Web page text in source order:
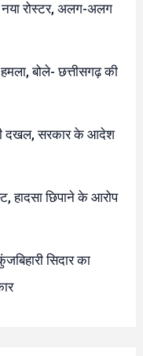
नया रोस्टर, अलग-अलग
बोले- छत्तीसगढ़ की
दखल, सरकार के आदेश
हादसा छिपाने के आरोप
सिदार का